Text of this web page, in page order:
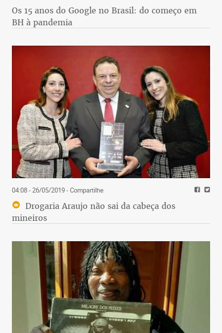
Os 15 anos do Google no Brasil: do começo em
BH à pandemia
04:08 - 26/05/2019- Compartilhe
Drogaria Araujo não sai da cabeça dos
mineiros